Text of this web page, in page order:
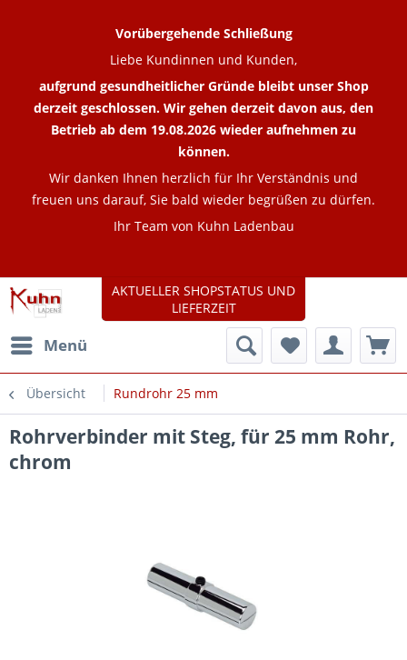
Menü
Übersicht Rundrohr 25 mm
Rohrverbinder mit Steg, für 25 mm Rohr,
chrom
AKTUELLER SHOPSTATUS UND
LIEFERZEIT
Vorübergehende Schließung
Liebe Kundinnen und Kunden,
aufgrund gesundheitlicher Gründe bleibt unser Shop
derzeit geschlossen. Wir gehen derzeit davon aus, den
Betrieb ab dem 19.08.2026 wieder aufnehmen zu
können.
Wir danken Ihnen herzlich für Ihr Verständnis und
freuen uns darauf, Sie bald wieder begrüßen zu dürfen.
Ihr Team von Kuhn Ladenbau